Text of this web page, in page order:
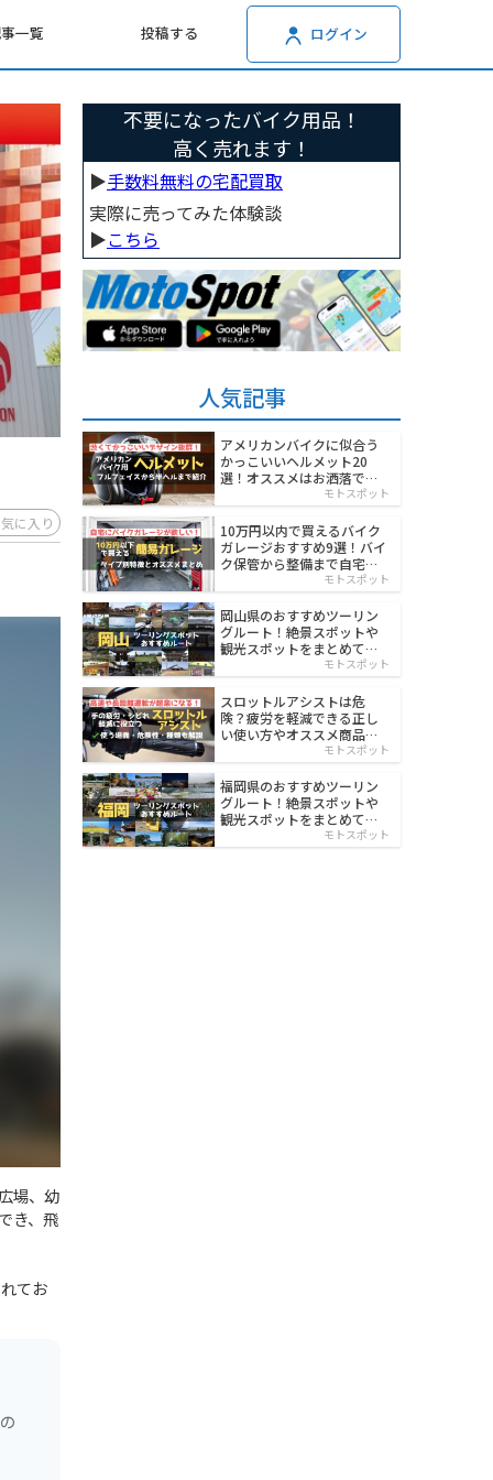
一覧 投稿する ログイン
に入り
場、幼
き、飛
てお
不要になったバイク用品！
高く売れます！
▶︎手数料無料の宅配買取
実際に売ってみた体験談
▶︎こちら
人気記事
アメリカンバイクに似合う
かっこいいヘルメット20
選！オススメはお洒落でワ
モトスポット
10万円以内で買えるバイク
ガレージおすすめ9選！バイ
ク保管から整備まで自宅で
モトスポット
岡山県のおすすめツーリン
グルート！絶景スポットや
観光スポットをまとめて紹
モトスポット
スロットルアシストは危
険？疲労を軽減できる正し
い使い方やオススメ商品を
モトスポット
福岡県のおすすめツーリン
グルート！絶景スポットや
観光スポットをまとめて紹
モトスポット